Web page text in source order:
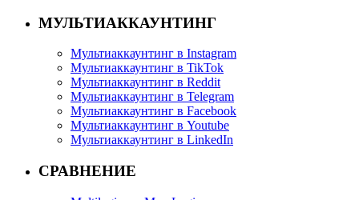
МУЛЬТИАККАУНТИНГ
Мультиаккаунтинг в Instagram
Мультиаккаунтинг в TikTok
Мультиаккаунтинг в Reddit
Мультиаккаунтинг в Telegram
Мультиаккаунтинг в Facebook
Мультиаккаунтинг в Youtube
Мультиаккаунтинг в LinkedIn
СРАВНЕНИЕ